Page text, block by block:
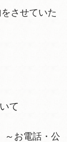
させていた
て
お電話・公